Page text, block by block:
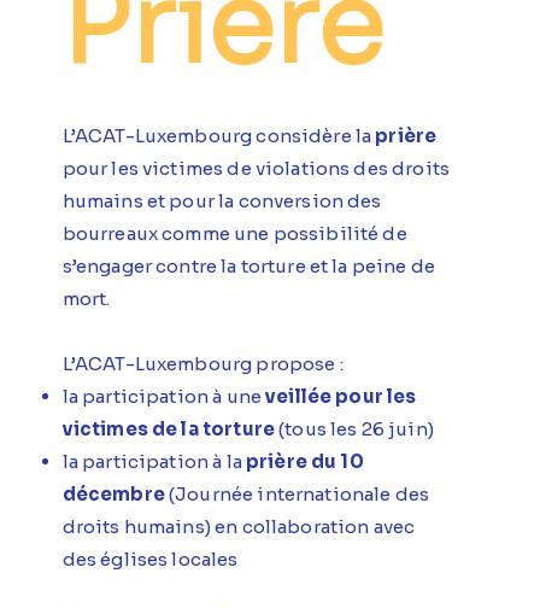
L’ACAT-Luxembourg considère la prière
pour les victimes de violations des droits
humains et pour la conversion des
bourreaux comme une possibilité de
s’engager contre la torture et la peine de
mort.
L’ACAT-Luxembourg propose :
la participation à uneveillée pour les
victimes de la torture(tous les 26 juin)
la participation à la prière du 10
décembre(Journée internationale des
droits humains) en collaboration avec
des églises locales